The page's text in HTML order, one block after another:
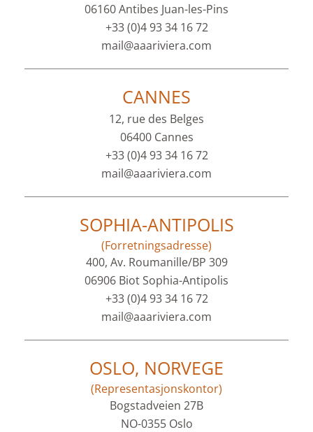
06160 Antibes Juan-les-Pins
+33 (0)4 93 34 16 72
mail@aaariviera.com
CANNES
12, rue des Belges
06400 Cannes
+33 (0)4 93 34 16 72
mail@aaariviera.com
SOPHIA-ANTIPOLIS
(Forretningsadresse)
400, Av. Roumanille/BP 309
06906 Biot Sophia-Antipolis
+33 (0)4 93 34 16 72
mail@aaariviera.com
OSLO, NORVEGE
(Representasjonskontor)
Bogstadveien 27B
NO-0355 Oslo